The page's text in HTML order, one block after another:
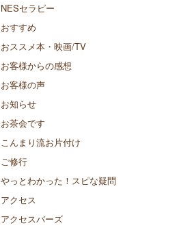
NESセラピー
おすすめ
おススメ本・映画/TV
お客様からの感想
お客様の声
お知らせ
お茶会です
こんまり流お片付け
ご修行
やっとわかった！スピな疑問
アクセス
アクセスバーズ